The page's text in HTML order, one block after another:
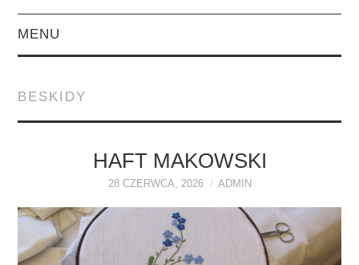
MENU
KONTAKT
BESKIDY
HAFT MAKOWSKI
28 CZERWCA, 2026 ADMIN